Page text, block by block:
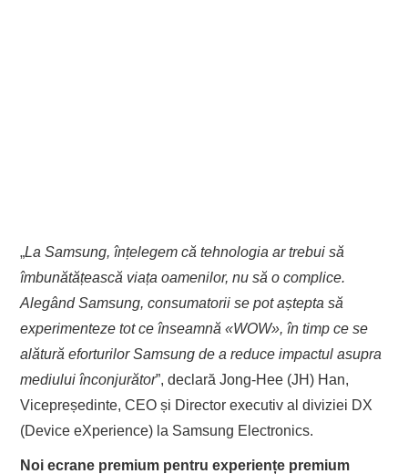
„La Samsung, înțelegem că tehnologia ar trebui să
îmbunătățească viața oamenilor, nu să o complice.
Alegând Samsung, consumatorii se pot aștepta să
experimenteze tot ce înseamnă «WOW», în timp ce se
alătură eforturilor Samsung de a reduce impactul asupra
mediului înconjurător”, declară Jong-Hee (JH) Han,
Vicepreședinte, CEO și Director executiv al diviziei DX
(Device eXperience) la Samsung Electronics.
Noi ecrane premium pentru experiențe premium